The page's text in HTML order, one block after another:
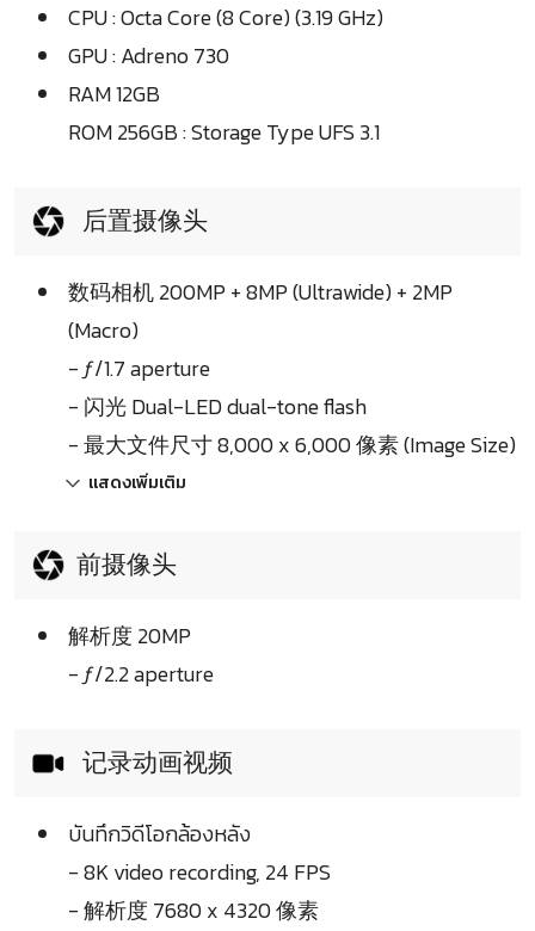
CPU : Octa Core (8 Core) (3.19 GHz)
GPU : Adreno 730
RAM 12GB
ROM 256GB : Storage Type UFS 3.1
后置摄像头
数码相机 200MP + 8MP (Ultrawide) + 2MP
(Macro)
- ƒ/1.7 aperture
- 闪光 Dual-LED dual-tone flash
- 最大文件尺寸 8,000 x 6,000 像素 (Image Size)
แสดงเพิ่มเติม
前摄像头
解析度 20MP
- ƒ/2.2 aperture
记录动画视频
บันทึกวิดีโอกล้องหลัง
- 8K video recording, 24 FPS
- 解析度 7680 x 4320 像素